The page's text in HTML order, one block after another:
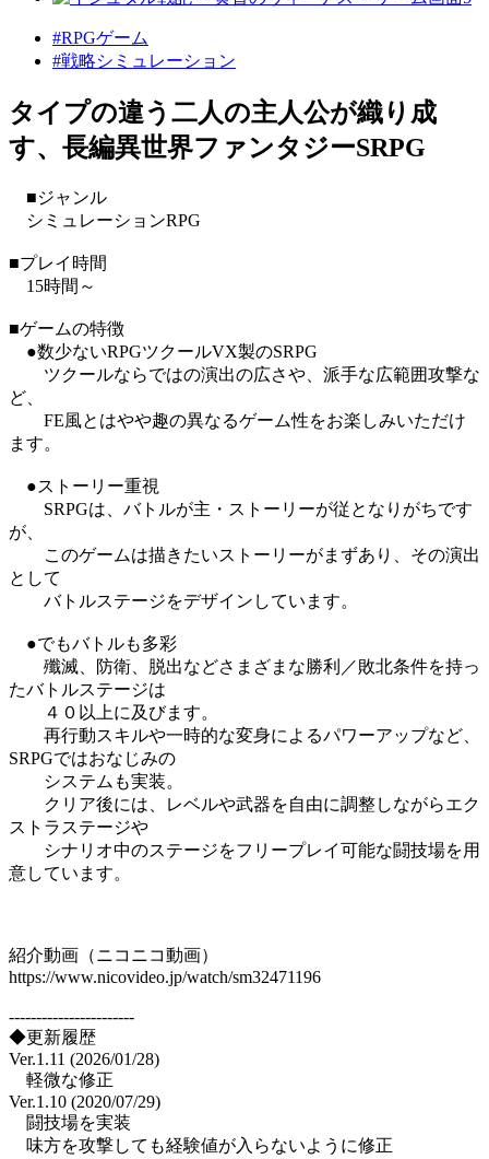
#RPGゲーム
#戦略シミュレーション
タイプの違う二人の主人公が織り成
す、長編異世界ファンタジーSRPG
■ジャンル
シミュレーションRPG
■プレイ時間
15時間～
■ゲームの特徴
●数少ないRPGツクールVX製のSRPG
ツクールならではの演出の広さや、派手な広範囲攻撃な
ど、
FE風とはやや趣の異なるゲーム性をお楽しみいただけ
ます。
●ストーリー重視
SRPGは、バトルが主・ストーリーが従となりがちです
が、
このゲームは描きたいストーリーがまずあり、その演出
として
バトルステージをデザインしています。
●でもバトルも多彩
殲滅、防衛、脱出などさまざまな勝利／敗北条件を持っ
たバトルステージは
４０以上に及びます。
再行動スキルや一時的な変身によるパワーアップなど、
SRPGではおなじみの
システムも実装。
クリア後には、レベルや武器を自由に調整しながらエク
ストラステージや
シナリオ中のステージをフリープレイ可能な闘技場を用
意しています。
紹介動画（ニコニコ動画）
https://www.nicovideo.jp/watch/sm32471196
-----------------------
◆更新履歴
Ver.1.11 (2026/01/28)
軽微な修正
Ver.1.10 (2020/07/29)
闘技場を実装
味方を攻撃しても経験値が入らないように修正